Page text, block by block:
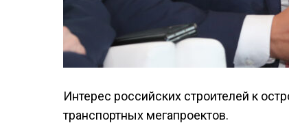
Интерес российских строителей к
транспортных мегапроектов.